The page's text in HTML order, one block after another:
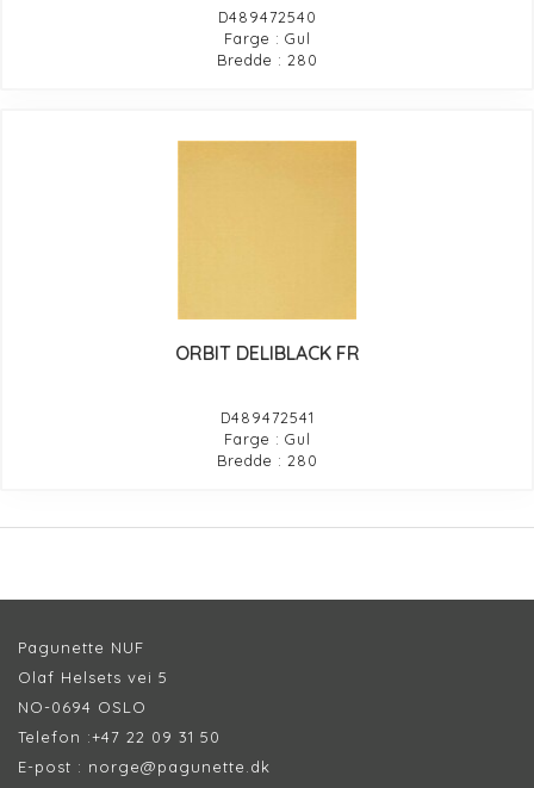
D489472540
Farge : Gul
Bredde : 280
ORBIT DELIBLACK FR
D489472541
Farge : Gul
Bredde : 280
Pagunette NUF
Olaf Helsets vei 5
NO-0694 OSLO
Telefon :+47 22 09 31 50
E-post : norge@pagunette.dk